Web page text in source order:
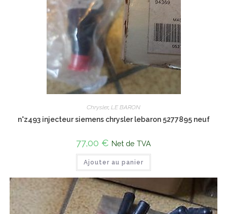
Chrysler, LE BARON
n°z493 injecteur siemens chrysler lebaron 5277895 neuf
77,00 € Net de TVA
Ajouter au panier